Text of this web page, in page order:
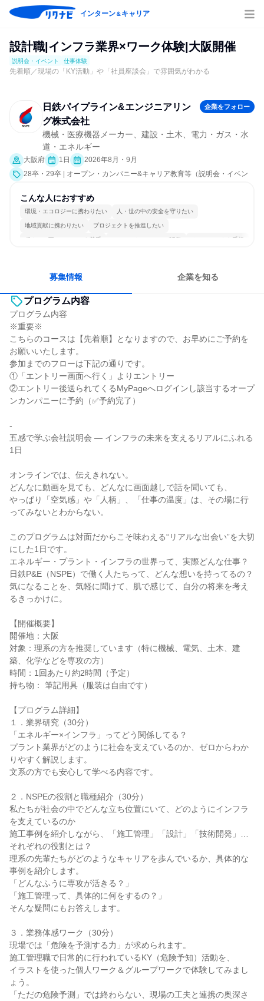
インターン＆キャリア
設計職|インフラ業界×ワーク体験|大阪開催
説明会・イベント 仕事体験
先着順／現場の「KY活動」や「社員座談会」で雰囲気がわかる
日鉄パイプライン&エンジニアリン
グ株式会社
企業をフォロー
機械・医療機器メーカー、建設・土木、電力・ガス・水
道・エネルギー
大阪府 1日
2026年8月・9月
28卒・29卒 | オープン・カンパニー&キャリア教育等（説明会・イベン
界研究]、仕事体験）
こんな人におすすめ
環境・エコロジーに携わりたい 人・世の中の安全を守りたい
地域貢献に携わりたい プロジェクトを推進したい
穏やかで互いのペースを尊重 コミュニケーションが活発 チームワークを重視
募集情報 企業を知る
プログラム内容
プログラム内容
※重要※
こちらのコースは【先着順】となりますので、お早めにご予約を
お願いいたします。
参加までのフローは下記の通りです。
①「エントリー画面へ行く」よりエントリー
②エントリー後送られてくるMyPageへログインし該当するオープ
ンカンパニーに予約（✅予約完了）
-
五感で学ぶ会社説明会 ― インフラの未来を支えるリアルにふれる
1日
オンラインでは、伝えきれない。
どんなに動画を見ても、どんなに画面越しで話を聞いても、
やっぱり「空気感」や「人柄」、「仕事の温度」は、その場に行
ってみないとわからない。
このプログラムは対面だからこそ味わえる“リアルな出会い”を大切
にした1日です。
エネルギー・プラント・インフラの世界って、実際どんな仕事？
日鉄P&E（NSPE）で働く人たちって、どんな想いを持ってるの？
気になることを、気軽に聞けて、肌で感じて、自分の将来を考え
るきっかけに。
【開催概要】
開催地：大阪
対象：理系の方を推奨しています（特に機械、電気、土木、建
築、化学などを専攻の方）
時間：1回あたり約2時間（予定）
持ち物： 筆記用具（服装は自由です）
【プログラム詳細】
１．業界研究（30分）
「エネルギー×インフラ」ってどう関係してる？
プラント業界がどのように社会を支えているのか、ゼロからわか
りやすく解説します。
文系の方でも安心して学べる内容です。
２．NSPEの役割と職種紹介（30分）
私たちが社会の中でどんな立ち位置にいて、どのようにインフラ
を支えているのか
施工事例を紹介しながら、「施工管理」「設計」「技術開発」…
それぞれの役割とは？
理系の先輩たちがどのようなキャリアを歩んでいるか、具体的な
事例を紹介します。
「どんなふうに専攻が活きる？」
「施工管理って、具体的に何をするの？」
そんな疑問にもお答えします。
３．業務体感ワーク（30分）
現場では「危険を予測する力」が求められます。
施工管理職で日常的に行われているKY（危険予知）活動を、
イラストを使った個人ワーク＆グループワークで体験してみまし
ょう。
「ただの危険予測」では終わらない、現場の工夫と連携の奥深さ